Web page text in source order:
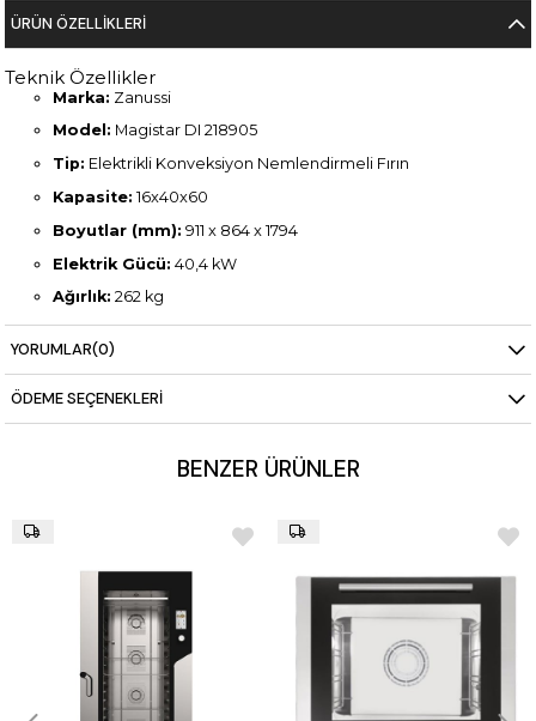
ÜRÜN ÖZELLIKLERI
Teknik Özellikler
Marka: Zanussi
Model: Magistar DI 218905
Tip: Elektrikli Konveksiyon Nemlendirmeli Fırın
Kapasite: 16x40x60
Boyutlar (mm): 911 x 864 x 1794
Elektrik Gücü: 40,4 kW
Ağırlık: 262 kg
YORUMLAR(0)
ÖDEME SEÇENEKLERI
BENZER ÜRÜNLER